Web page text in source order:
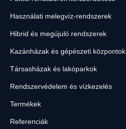
Használati melegvíz-rendszerek
Hibrid és megújuló rendszerek
Kazánházak és gépészeti központok
Társasházak és lakóparkok
Rendszervédelem és vízkezelés
Termékek
Referenciák